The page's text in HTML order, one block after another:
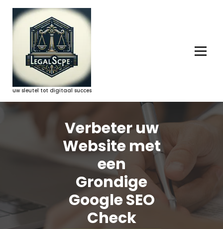
naar
uw sleutel tot digitaal succes
Verbeter uw
Website met
een
Grondige
Google SEO
Check